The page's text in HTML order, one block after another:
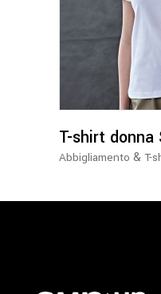
T-shirt
Abbigliamento & T-